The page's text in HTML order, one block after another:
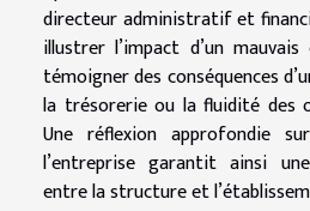
directeur administratif et
illustrer l’impact d’un
témoigner des conséquences
la trésorerie ou la fluidité des
Une réflexion approfondie
l’entreprise garantit ainsi
entre la structure et